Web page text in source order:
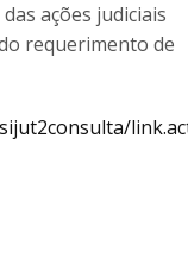
ações judiciais
requerimento de